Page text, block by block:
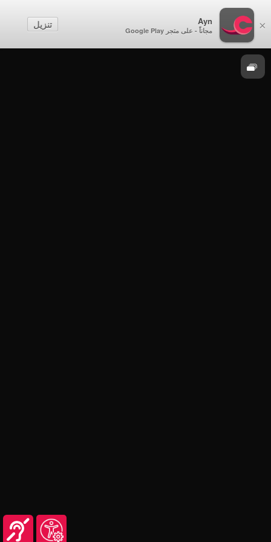
×
Ayn
مجاناً - على متجر Google Play
تنزيل
الصف الخامس
الرياضيات